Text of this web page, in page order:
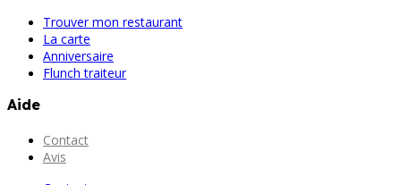
Trouver mon restaurant
La carte
Anniversaire
Flunch traiteur
Aide
Contact
Avis